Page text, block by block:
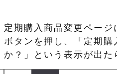
定期購入商品変更ページ
ボタンを押し、「定期
か？」という表示が出た